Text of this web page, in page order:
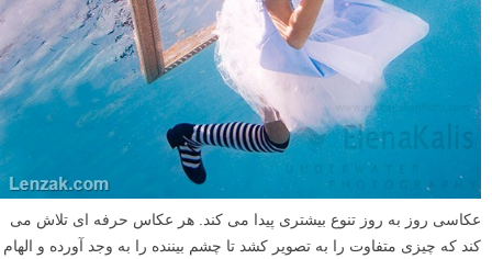
عکاسی روز به روز تنوع بیشتری پیدا می کند. هر عکاس حرفه ای تلاش می
کند که چیزی متفاوت را به تصویر کشد تا چشم بیننده را به وجد آورده و الهام